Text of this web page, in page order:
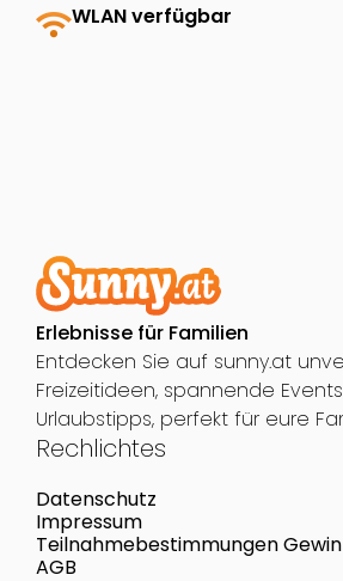
wifiWLAN verfügbar
Erlebnisse für Familien
Entdecken Sie auf sunny.at
Freizeitideen, spannende
Urlaubstipps, perfekt für eure
Rechlichtes
Datenschutz
Impressum
Teilnahmebestimmungen
AGB